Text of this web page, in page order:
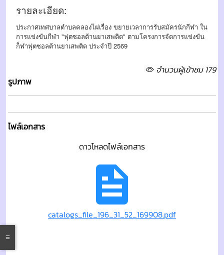
รายละเอียด:
ประกาศเทศบาลตำบลคลองไผ่เรื่อง ขยายเวลาการรับสมัครนักกีฬา ใน
การแข่งขันกีฬา "ฟุตซอลต้านยาเสพติด" ตามโครงการจัดการแข่งขัน
ก็ฬาฟุตซอลต้านยาเสพติด ประจำปี 2569
จำนวนผู้เข้าชม 179
รูปภาพ
ไฟล์เอกสาร
ดาวโหลดไฟล์เอกสาร
catalogs_file_196_31_52_169908.pdf